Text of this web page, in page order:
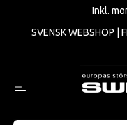
Inkl.
SVENSK WEBSHOP |